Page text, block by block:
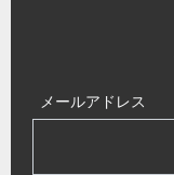
メールアドレス